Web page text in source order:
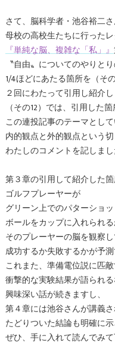
さて、脳科学者・池谷裕二
母校の高校生たちに行った
『単純な脳、複雑な「私」』
〝自由〟についてのやりと
1/4ほどにあたる箇所を（そ
２回にわたって引用し紹介し
（その12）では、引用した箇
この連投記事のテーマとして
内的観点と外的観点という
わたしのコメントを記しまし
第３章の引用して紹介した箇
ゴルフプレーヤーが
グリーン上でのパターショ
ボールをカップに入れられる
そのプレーヤーの脳を観察し
成功するか失敗するかが予
これまた、準備電位説に匹
衝撃的な実験結果が語られる
興味深い話が続きますし、
第４章には池谷さんが講義
たどりついた結論も明確に示
ぜひ、手に入れて読んでみて